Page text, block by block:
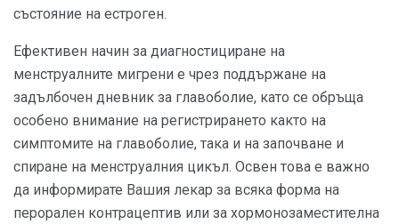
състояние на естроген.
Ефективен начин за диагностициране на
менструалните мигрени е чрез поддържане на
задълбочен дневник за главоболие, като се обръща
особено внимание на регистрирането както на
симптомите на главоболие, така и на започване и
спиране на менструалния цикъл. Освен това е важно
да информирате Вашия лекар за всяка форма на
перорален контрацептив или за хормонозаместителна